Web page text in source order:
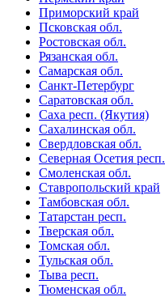
Приморский край
Псковская обл.
Ростовская обл.
Рязанская обл.
Самарская обл.
Санкт-Петербург
Саратовская обл.
Саха респ. (Якутия)
Сахалинская обл.
Свердловская обл.
Северная Осетия респ.
Смоленская обл.
Ставропольский край
Тамбовская обл.
Татарстан респ.
Тверская обл.
Томская обл.
Тульская обл.
Тыва респ.
Тюменская обл.